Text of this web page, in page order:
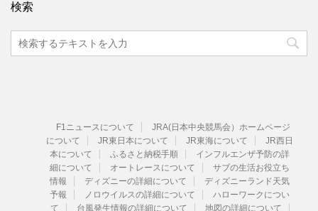
検索
F1ニュースについて
JRA(日本中央競馬会）ホームページ
について
JR東日本について JR東海について
JR西日
本について
ふるさと納税手順
インフルエンザ予防の詳
細について
オートレースについて
サブの生活お役立ち
情報
ディズニーの詳細について
ディズニーランド天気
予報
ノロウイルスの詳細について
ハローワークについ
て
台風発生情報の詳細について 地図の詳細について